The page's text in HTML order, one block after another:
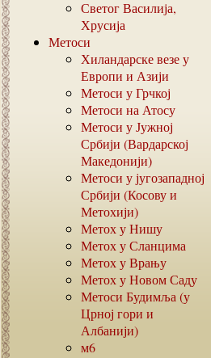
Светог Василија,
Хрусија
Метоси
Хиландарске везе у
Европи и Азији
Метоси у Грчкој
Метоси на Атосу
Метоси у Јужној
Србији (Вардарској
Македонији)
Метоси у југозападној
Србији (Косову и
Метохији)
Метох у Нишу
Метох у Сланцима
Метох у Врању
Метох у Новом Саду
Метоси Будимља (у
Црној гори и
Албанији)
м6